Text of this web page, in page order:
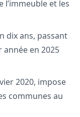
l’immeuble et les
dix ans, passant
année en 2025
2020, impose
communes au